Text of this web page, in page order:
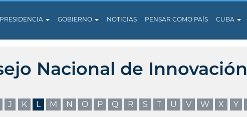
PRESIDENCIA GOBIERNO NOTICIAS PENSAR COMO PAÍS CUBA
Nacional de Innovación
J K L M N O P Q R S T U V W X Y